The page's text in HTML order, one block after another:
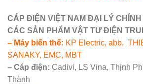
CÁP ĐIỆN VIỆT NAM ĐẠI LÝ
CÁC SẢN PHẨM VẬT TƯ ĐIỆN
– Máy biến thế: KP Electric, abb,
SANAKY, EMC, MBT
– Cáp điện: Cadivi, LS Vina, Thịnh
Thành